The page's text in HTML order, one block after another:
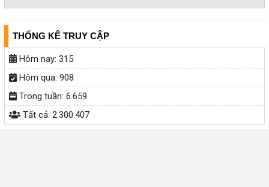
THỐNG KÊ TRUY CẬP
Hôm nay: 315
Hôm qua: 908
Trong tuần: 6.659
Tất cả: 2.300.407